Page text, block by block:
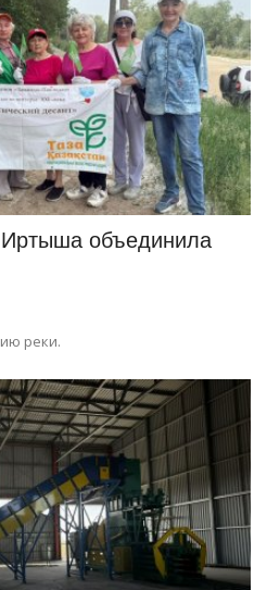
Иртыша объединила
реки.